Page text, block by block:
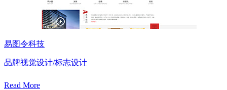
易图令科技
品牌视觉设计/标志设计
Read More